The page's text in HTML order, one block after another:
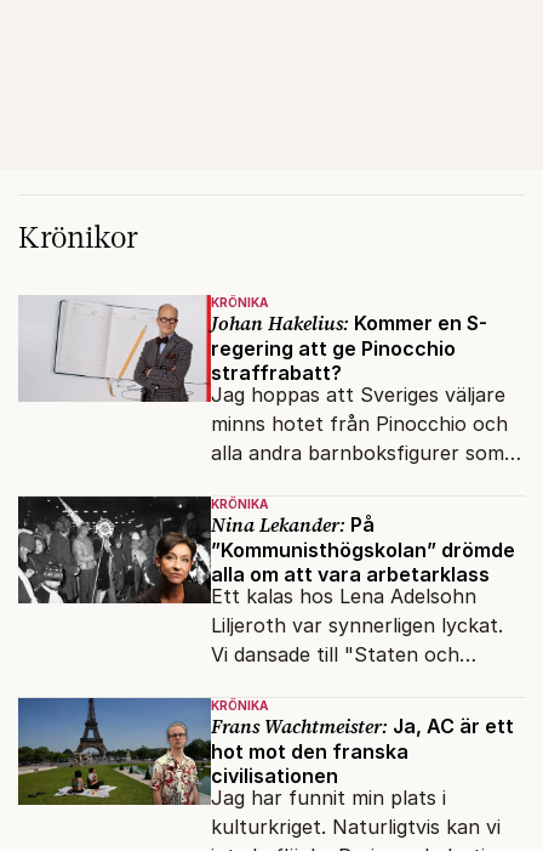
Krönikor
KRÖNIKA
Johan Hakelius: Kommer en S-
regering att ge Pinocchio
straffrabatt?
Jag hoppas att Sveriges väljare
minns hotet från Pinocchio och
alla andra barnboksfigurer som
upphovsrätt.
KRÖNIKA
Nina Lekander: På
”Kommunisthögskolan” drömde
alla om att vara arbetarklass
Ett kalas hos Lena Adelsohn
Liljeroth var synnerligen lyckat.
Vi dansade till "Staten och
KRÖNIKA
Frans Wachtmeister: Ja, AC är ett
hot mot den franska
civilisationen
Jag har funnit min plats i
kulturkriget. Naturligtvis kan vi